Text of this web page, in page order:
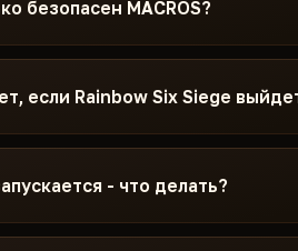
Discord или Telegram, поможем.
безопасен MACROS?
на актуальном патче
видно на карточке -
если Rainbow Six Siege
чит в течение суток после
- дни не сгорают. Когда фикс
- что делать?
Discord с описанием ошибки.